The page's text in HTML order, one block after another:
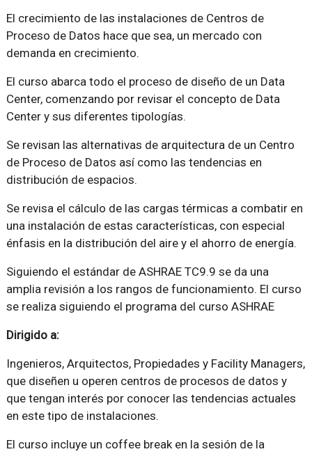
El crecimiento de las instalaciones de Centros de
Proceso de Datos hace que sea, un mercado con
demanda en crecimiento.
El curso abarca todo el proceso de diseño de un Data
Center, comenzando por revisar el concepto de Data
Center y sus diferentes tipologías.
Se revisan las alternativas de arquitectura de un Centro
de Proceso de Datos así como las tendencias en
distribución de espacios.
Se revisa el cálculo de las cargas térmicas a combatir en
una instalación de estas características, con especial
énfasis en la distribución del aire y el ahorro de energía.
Siguiendo el estándar de ASHRAE TC9.9 se da una
amplia revisión a los rangos de funcionamiento. El curso
se realiza siguiendo el programa del curso ASHRAE
Dirigido a:
Ingenieros, Arquitectos, Propiedades y Facility Managers,
que diseñen u operen centros de procesos de datos y
que tengan interés por conocer las tendencias actuales
en este tipo de instalaciones.
El curso incluye un coffee break en la sesión de la